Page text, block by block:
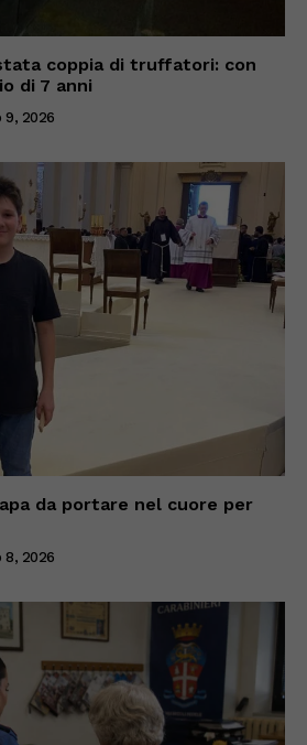
coppia di truffatori: con
di 7 anni
9, 2026
da portare nel cuore per
8, 2026